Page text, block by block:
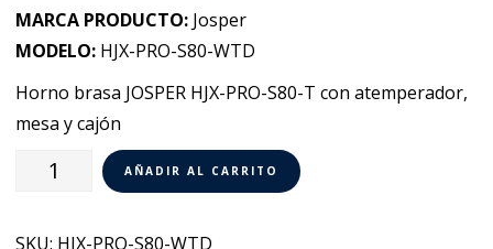
MARCA PRODUCTO: Josper
MODELO: HJX-PRO-S80-WTD
Horno brasa JOSPER HJX-PRO-S80-T con atemperador,
mesa y cajón
Horno
AÑADIR AL CARRITO
SKU: HJX-PRO-S80-WTD